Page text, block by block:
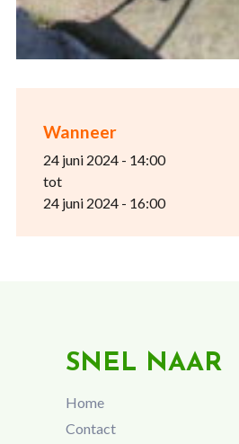
Wanneer
24 juni 2024 - 14:00
tot
24 juni 2024 - 16:00
SNEL NAAR
Home
Contact